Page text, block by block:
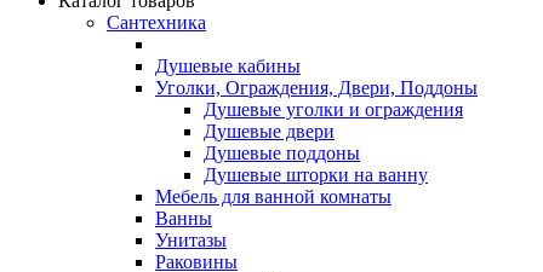
Сантехника
Душевые кабины
Уголки, Ограждения, Двери, Поддоны
Душевые уголки и ограждения
Душевые двери
Душевые поддоны
Душевые шторки на ванну
Мебель для ванной комнаты
Ванны
Унитазы
Раковины